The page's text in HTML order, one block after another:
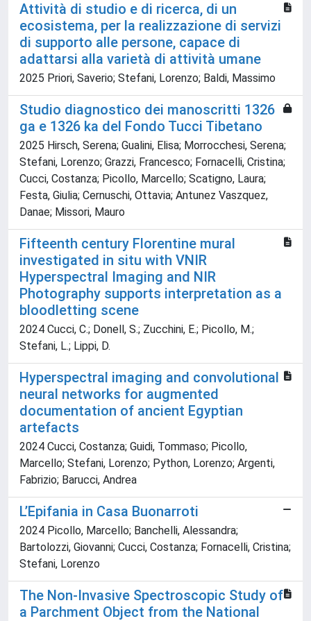
Attività di studio e di ricerca, di un
ecosistema, per la realizzazione di servizi
di supporto alle persone, capace di
adattarsi alla varietà di attività umane
2025 Priori, Saverio; Stefani, Lorenzo; Baldi, Massimo
Studio diagnostico dei manoscritti 1326
ga e 1326 ka del Fondo Tucci Tibetano
2025 Hirsch, Serena; Gualini, Elisa; Morrocchesi, Serena;
Stefani, Lorenzo; Grazzi, Francesco; Fornacelli, Cristina;
Cucci, Costanza; Picollo, Marcello; Scatigno, Laura;
Festa, Giulia; Cernuschi, Ottavia; Antunez Vaszquez,
Danae; Missori, Mauro
Fifteenth century Florentine mural
investigated in situ with VNIR
Hyperspectral Imaging and NIR
Photography supports interpretation as a
bloodletting scene
2024 Cucci, C.; Donell, S.; Zucchini, E.; Picollo, M.;
Stefani, L.; Lippi, D.
Hyperspectral imaging and convolutional
neural networks for augmented
documentation of ancient Egyptian
artefacts
2024 Cucci, Costanza; Guidi, Tommaso; Picollo,
Marcello; Stefani, Lorenzo; Python, Lorenzo; Argenti,
Fabrizio; Barucci, Andrea
L’Epifania in Casa Buonarroti
2024 Picollo, Marcello; Banchelli, Alessandra;
Bartolozzi, Giovanni; Cucci, Costanza; Fornacelli, Cristina;
Stefani, Lorenzo
The Non-Invasive Spectroscopic Study of
a Parchment Object from the National